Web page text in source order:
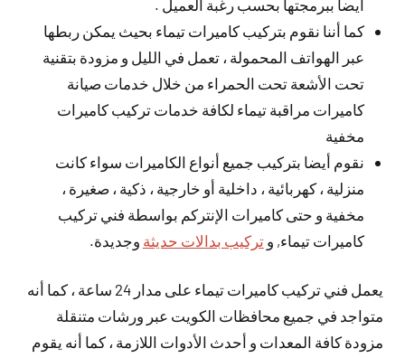
أيضا ببرمجتها بحسب رغبة العميل .
كما أننا نقوم بتركيب كاميرات تيماء بحيث يمكن ربطها
عبر الهواتف المحمولة ، تعمل في الليل و مزودة بتقنية
تحت الأشعة تحت الحمراء من خلال خدمات صيانة
كاميرات مراقبة تيماء لكافة خدمات تركيب كاميرات
مخفية
نقوم أيضا بتركيب جميع أنواع الكاميرات سواء كانت
منزلية ، كهربائية ، داخلية أو خارجية ، ذكية ، صغيرة ،
مخفية و حتى كاميرات الإنتركم بواسطة فني تركيب
كاميرات تيماء, وتركيب بدالات حديثة وجديدة.
يعمل فني تركيب كاميرات تيماء على مدار 24 ساعة ، كما أنه
متواجد في جميع محافظات الكويت عبر ورشات متنقلة
مزودة كافة المعدات و أحدث الأدوات اللازمة ، كما أنه يقوم